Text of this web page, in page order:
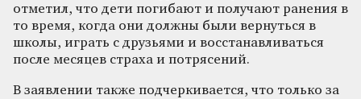
отметил, что дети погибают и получают ранения в
то время, когда они должны были вернуться в
школы, играть с друзьями и восстанавливаться
после месяцев страха и потрясений.
В заявлении также подчеркивается, что только за